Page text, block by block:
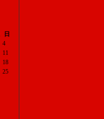
日
4
11
18
25